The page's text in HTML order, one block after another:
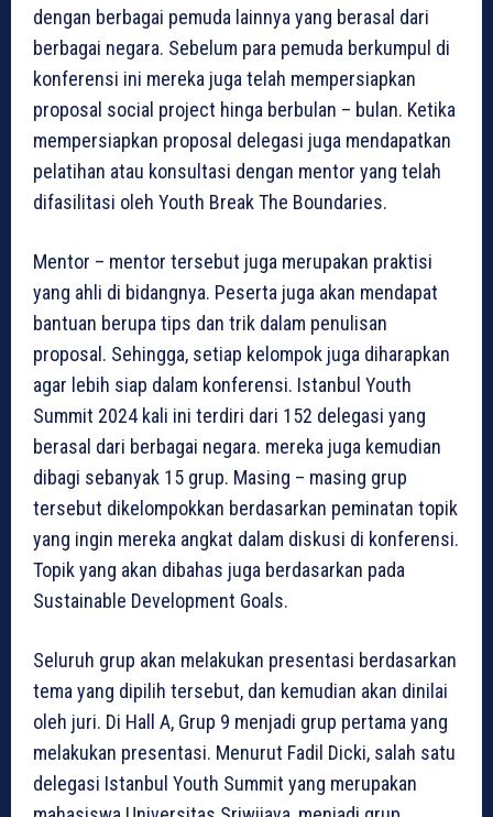
dengan berbagai pemuda lainnya yang berasal dari
berbagai negara. Sebelum para pemuda berkumpul di
konferensi ini mereka juga telah mempersiapkan
proposal social project hinga berbulan – bulan. Ketika
mempersiapkan proposal delegasi juga mendapatkan
pelatihan atau konsultasi dengan mentor yang telah
difasilitasi oleh Youth Break The Boundaries.
Mentor – mentor tersebut juga merupakan praktisi
yang ahli di bidangnya. Peserta juga akan mendapat
bantuan berupa tips dan trik dalam penulisan
proposal. Sehingga, setiap kelompok juga diharapkan
agar lebih siap dalam konferensi. Istanbul Youth
Summit 2024 kali ini terdiri dari 152 delegasi yang
berasal dari berbagai negara. mereka juga kemudian
dibagi sebanyak 15 grup. Masing – masing grup
tersebut dikelompokkan berdasarkan peminatan topik
yang ingin mereka angkat dalam diskusi di konferensi.
Topik yang akan dibahas juga berdasarkan pada
Sustainable Development Goals.
Seluruh grup akan melakukan presentasi berdasarkan
tema yang dipilih tersebut, dan kemudian akan dinilai
oleh juri. Di Hall A, Grup 9 menjadi grup pertama yang
melakukan presentasi. Menurut Fadil Dicki, salah satu
delegasi Istanbul Youth Summit yang merupakan